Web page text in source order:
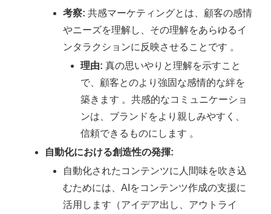
考察: 共感マーケティングとは、顧客の感情
やニーズを理解し、その理解をあらゆるイ
ンタラクションに反映させることです 。
理由: 真の思いやりと理解を示すこと
で、顧客とのより強固な感情的な絆を
築きます 。共感的なコミュニケーショ
ンは、ブランドをより親しみやすく、
信頼できるものにします 。
自動化における創造性の発揮:
自動化されたコンテンツに人間味を吹き込
むためには、AIをコンテンツ作成の支援に
活用します（アイデア出し、アウトライ